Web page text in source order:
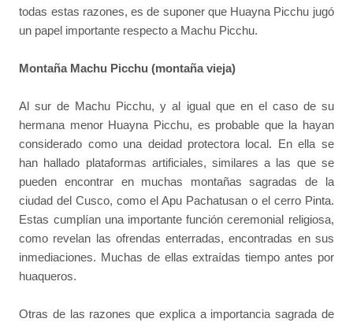
todas estas razones, es de suponer que Huayna Picchu jugó
un papel importante respecto a Machu Picchu.
Montaña Machu Picchu (montaña vieja)
Al sur de Machu Picchu, y al igual que en el caso de su
hermana menor Huayna Picchu, es probable que la hayan
considerado como una deidad protectora local. En ella se
han hallado plataformas artificiales, similares a las que se
pueden encontrar en muchas montañas sagradas de la
ciudad del Cusco, como el Apu Pachatusan o el cerro Pinta.
Estas cumplían una importante función ceremonial religiosa,
como revelan las ofrendas enterradas, encontradas en sus
inmediaciones. Muchas de ellas extraídas tiempo antes por
huaqueros.
Otras de las razones que explica a importancia sagrada de